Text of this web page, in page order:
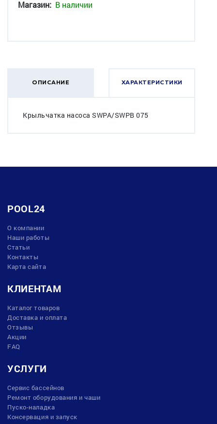
Магазин: В наличии
ОПИСАНИЕ ХАРАКТЕРИСТИКИ
Крыльчатка насоса SWPA/SWPB 075
POOL24
О компании
Наши работы
Статьи
Контакты
Карта сайта
КЛИЕНТАМ
Каталог товаров
Доставка и оплата
Отзывы
Акции
FAQ
УСЛУГИ
Сервис бассейнов
Ремонт оборудования и чаши
Пуско-наладка
Консервация и запуск